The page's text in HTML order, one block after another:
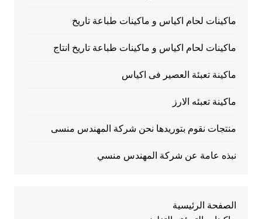
ماكينات لحام اكياس و ماكينات طباعة تاريخ
ماكينات لحام اكياس و ماكينات طباعة تاريخ انتاج
ماكينة تعبئة العصير فى اكياس
ماكينة تعبئه الارز
منتجات نقوم بتوريدها نحن شركة المهندس منسى
نبذه عامة عن شركة المهندس منسي
الصفحة الرئيسية